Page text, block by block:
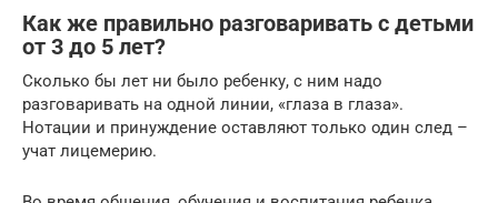
Как же правильно разговаривать с детьми
от 3 до 5 лет?
Сколько бы лет ни было ребенку, с ним надо
разговаривать на одной линии, «глаза в глаза».
Нотации и принуждение оставляют только один след –
учат лицемерию.